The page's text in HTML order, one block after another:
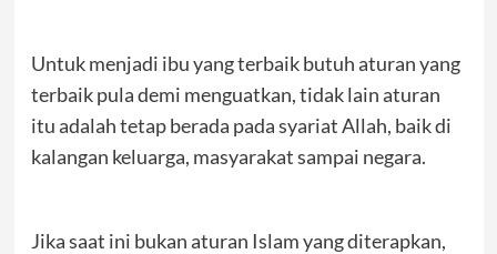
Untuk menjadi ibu yang terbaik butuh aturan yang
terbaik pula demi menguatkan, tidak lain aturan
itu adalah tetap berada pada syariat Allah, baik di
kalangan keluarga, masyarakat sampai negara.
Jika saat ini bukan aturan Islam yang diterapkan,